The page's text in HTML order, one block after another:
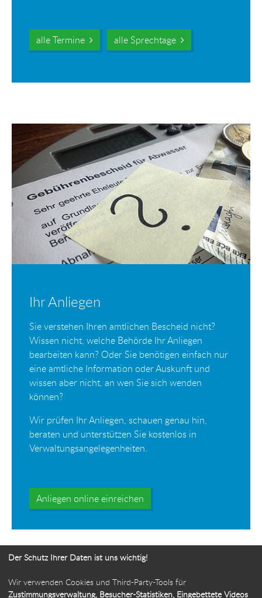
alle Termine alle Sprechtage
Ihr Anliegen
Sie verstehen Ihren amtlichen Bescheid nicht?
Wissen nicht, welche Behörde Ihr Anliegen
bearbeiten kann? Oder Sie benötigen einfach nur
eine amtliche Information oder Auskunft und
wissen aber nicht, an wen Sie sich wenden
können?
Wir prüfen Ihr Anliegen, schauen genau hin,
beraten und unterstützen Sie kostenlos in
Verwaltungsangelegenheiten.
Anliegen online einreichen
Ihr Weg zur Bürgerbeauftragten
Der Schutz Ihrer Daten ist uns wichtig!
Wir verwenden Cookies und Third-Party-Tools für
Zustimmungsverwaltung, Besucher-Statistiken, Eingebettete Videos